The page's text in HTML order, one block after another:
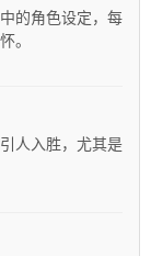
的角色设定，每
。
人入胜，尤其是